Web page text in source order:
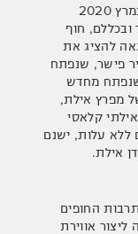
סופת מזג האוויר אשר פקדה את אילת במרץ 2020
ובכללם, חוף
להציג את
פישר, שנפתח
מחדש
של מפרץ אילת,
קלאסי
ללא עלות, ישנם
אילת.
החופים
אווירת